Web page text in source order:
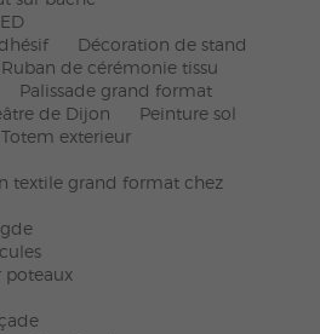
Décoration de stand
Ruban de cérémonie tissu
Palissade grand format
de Dijon
Peinture sol
Totem exterieur
textile grand format chez
poteaux